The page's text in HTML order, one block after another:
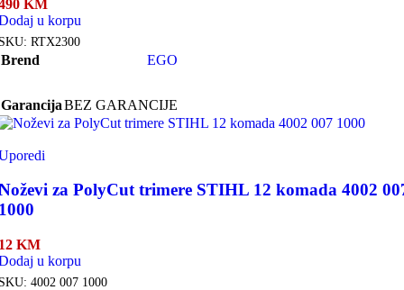
KM
u korpu
RTX2300
Brend EGO
GarancijaBEZ GARANCIJE
za PolyCut trimere STIHL 12 komada 4002
KM
u korpu
4002 007 1000